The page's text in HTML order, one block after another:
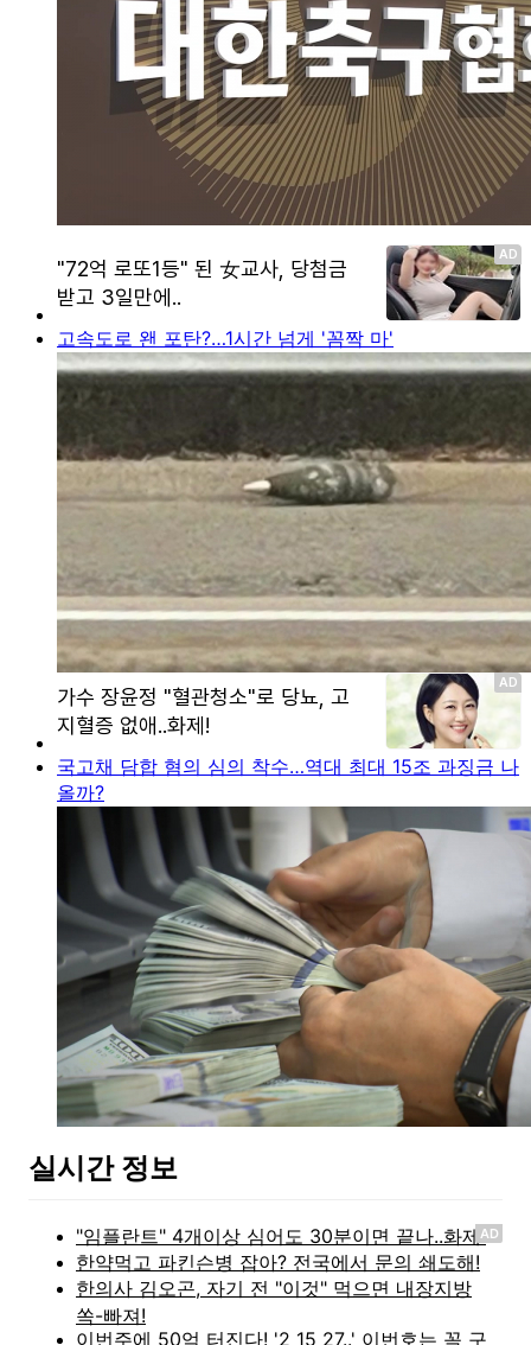
고속도로 왠 포탄?…1시간 넘게 '꼼짝 마'
국고채 담합 혐의 심의 착수…역대 최대 15조 과징금 나
올까?
실시간 정보
AD